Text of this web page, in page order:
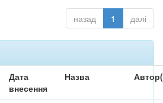
назад 1 далі
Дата
внесення
Назва